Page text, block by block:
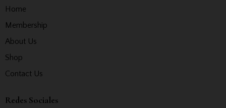
Home
Membership
About Us
Shop
Contact Us
Redes Sociales